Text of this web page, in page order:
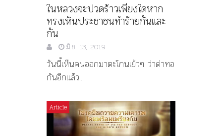
ในหลวงจะปวดร้าวเพียงใดหาก
ทรงเห็นประชาชนทำร้ายกันและ
กัน
มิ.ย. 13, 2019
วันนี้เห็นคนออกมาตะโกนเย้วๆ ว่าด่าทอ
กันอีกแล้ว...
Article